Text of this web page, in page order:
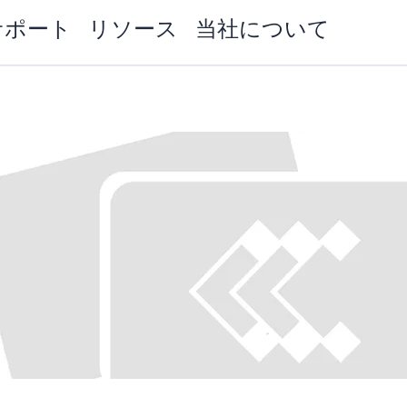
ート リソース 当社について